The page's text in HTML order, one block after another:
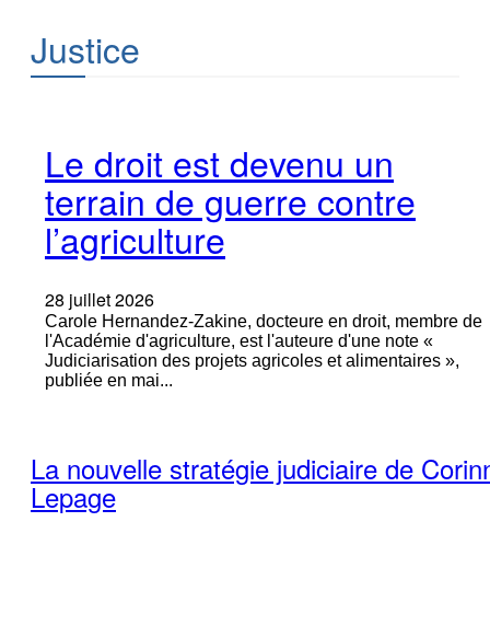
Justice
Le droit est devenu un
terrain de guerre contre
l’agriculture
28 juillet 2026
Carole Hernandez-Zakine, docteure en droit, membre de
l'Académie d'agriculture, est l'auteure d'une note «
Judiciarisation des projets agricoles et alimentaires »,
publiée en mai...
La nouvelle stratégie judiciaire de
Lepage